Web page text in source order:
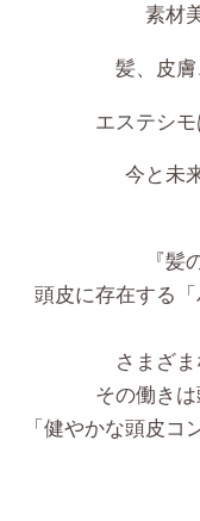
素材
髪、皮膚
エステシ
今と未
『髪
頭皮に存在する「
さまざ
その働きは
「健やかな頭皮